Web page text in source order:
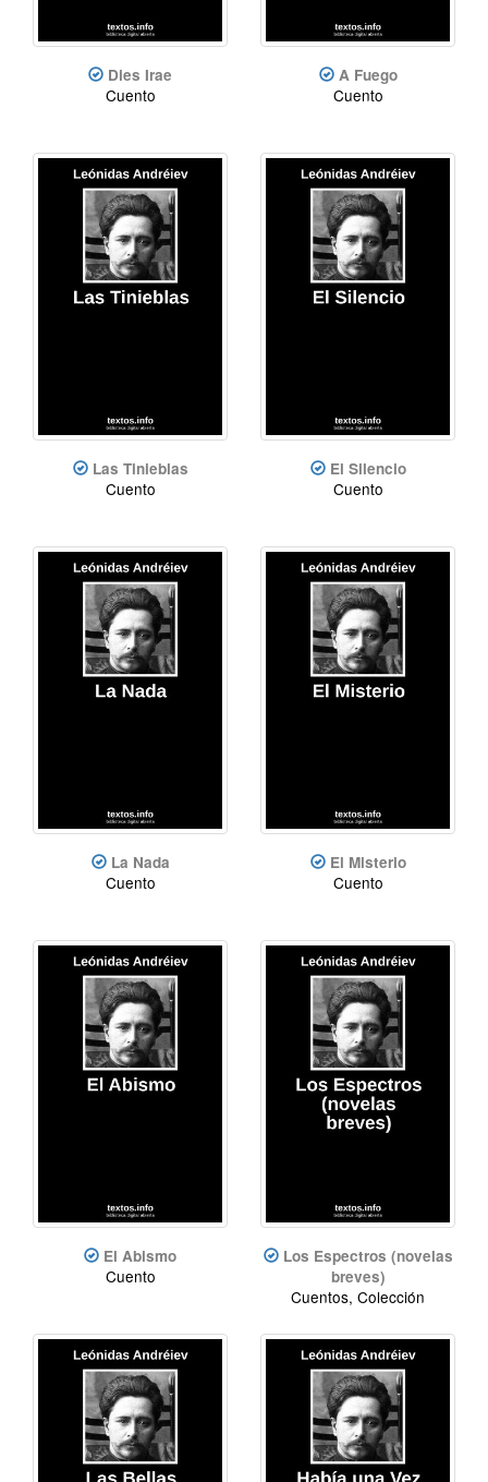
Dies Irae
Cuento
A Fuego
Cuento
Las Tinieblas
Cuento
El Silencio
Cuento
La Nada
Cuento
El Misterio
Cuento
El Abismo
Cuento
Los Espectros (novelas
breves)
Cuentos, Colección